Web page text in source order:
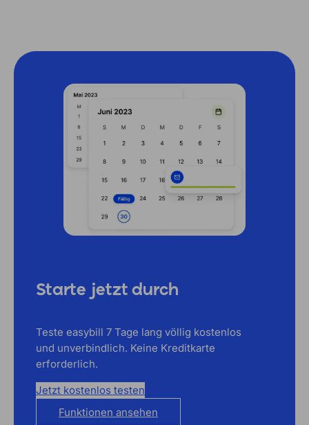
Starte jetzt durch
Teste easybill 7 Tage lang völlig kostenlos
und unverbindlich. Keine Kreditkarte
erforderlich.
Jetzt kostenlos testen
Funktionen ansehen